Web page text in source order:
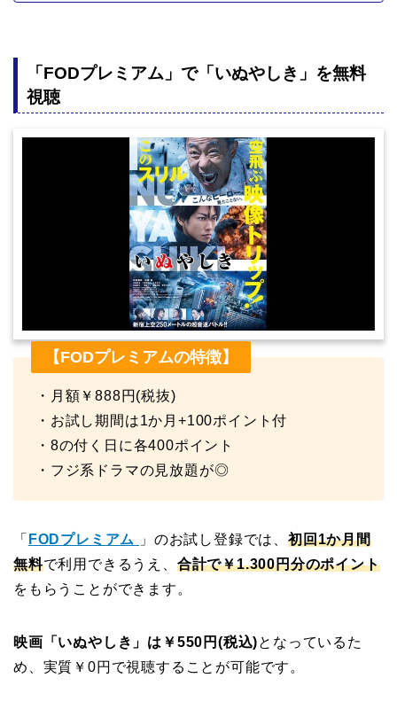
「FODプレミアム」で「いぬやしき」を無料
視聴
【FODプレミアムの特徴】
・月額￥888円(税抜)
・お試し期間は1か月+100ポイント付
・8の付く日に各400ポイント
・フジ系ドラマの見放題が◎
「 FODプレミアム 」のお試し登録では、初回1か月間
無料で利用できるうえ、 合計で￥1.300円分のポイント
をもらうことができます。
映画「いぬやしき」は￥550円(税込)となっているた
め、実質￥0円で視聴することが可能です。